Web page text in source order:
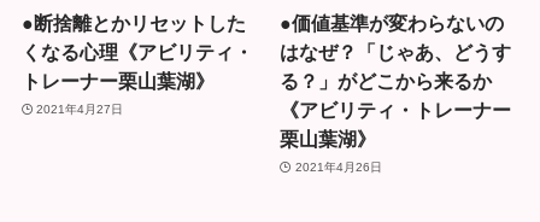
●断捨離とかリセットした
くなる心理《アビリティ・
トレーナー栗山葉湖》
2021年4月27日
●価値基準が変わらないの
はなぜ？「じゃあ、どうす
る？」がどこから来るか
《アビリティ・トレーナー
栗山葉湖》
2021年4月26日